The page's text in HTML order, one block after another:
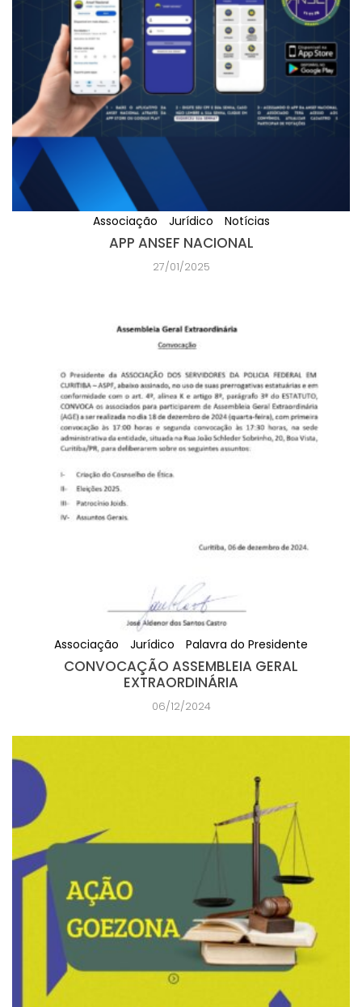
Associação Jurídico Notícias
APP ANSEF NACIONAL
27/01/2025
Associação Jurídico Palavra do Presidente
CONVOCAÇÃO ASSEMBLEIA GERAL
EXTRAORDINÁRIA
06/12/2024